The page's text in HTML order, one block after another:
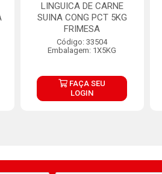
LINGUICA DE CARNE
SUINA CONG PCT 5KG
FRIMESA
Código: 33504
Embalagem: 1X5KG
FAÇA SEU
LOGIN